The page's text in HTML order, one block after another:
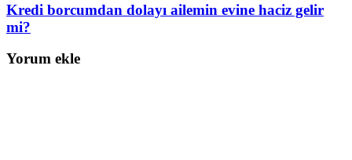
Kredi borcumdan dolayı ailemin evine haciz gelir
mi?
Yorum ekle